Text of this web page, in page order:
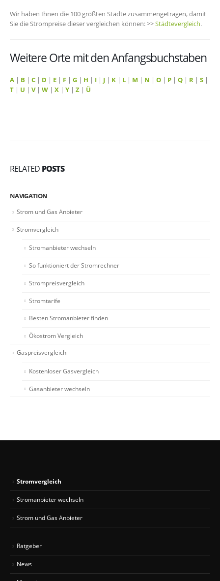
Wir haben Ihnen die 100 größten Städte zusammengetragen, damit
Sie die Strompreise dieser vergleichen können: >>Städtevergleich.
Weitere Orte mit den Anfangsbuchstaben
A | B | C | D | E | F | G | H | I | J | K | L | M | N | O | P | Q | R | S |
T | U | V| W | X | Y | Z | Ü
RELATED POSTS
NAVIGATION
Strom und Gas Anbieter
Stromvergleich
Stromanbieter wechseln
So funktioniert der Stromrechner
Strompreisvergleich
Stromtarife
Besten Stromanbieter finden
Ökostrom Vergleich
Gaspreisvergleich
Kostenloser Gasvergleich
Gasanbieter wechseln
Stromvergleich
Stromanbieter wechseln
Strom und Gas Anbieter
Ratgeber
News